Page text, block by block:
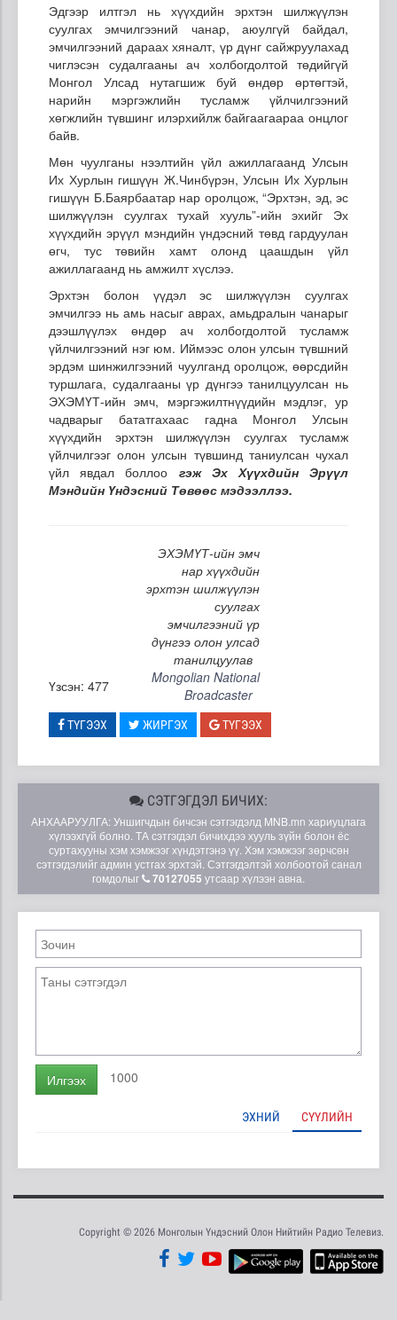
Эдгээр илтгэл нь хүүхдийн эрхтэн шилжүүлэн
суулгах эмчилгээний чанар, аюулгүй байдал,
эмчилгээний дараах хяналт, үр дүнг сайжруулахад
чиглэсэн судалгааны ач холбогдолтой төдийгүй
Монгол Улсад нутагшиж буй өндөр өртөгтэй,
нарийн мэргэжлийн тусламж үйлчилгээний
хөгжлийн түвшинг илэрхийлж байгаагаараа онцлог
байв.
Мөн чуулганы нээлтийн үйл ажиллагаанд Улсын
Их Хурлын гишүүн Ж.Чинбүрэн, Улсын Их Хурлын
гишүүн Б.Баярбаатар нар оролцож, “Эрхтэн, эд, эс
шилжүүлэн суулгах тухай хууль”-ийн эхийг Эх
хүүхдийн эрүүл мэндийн үндэсний төвд гардуулан
өгч, тус төвийн хамт олонд цаашдын үйл
ажиллагаанд нь амжилт хүслээ.
Эрхтэн болон үүдэл эс шилжүүлэн суулгах
эмчилгээ нь амь насыг аврах, амьдралын чанарыг
дээшлүүлэх өндөр ач холбогдолтой тусламж
үйлчилгээний нэг юм. Иймээс олон улсын түвшний
эрдэм шинжилгээний чуулганд оролцож, өөрсдийн
туршлага, судалгааны үр дүнгээ танилцуулсан нь
ЭХЭМҮТ-ийн эмч, мэргэжилтнүүдийн мэдлэг, ур
чадварыг бататгахаас гадна Монгол Улсын
хүүхдийн эрхтэн шилжүүлэн суулгах тусламж
үйлчилгээг олон улсын түвшинд таниулсан чухал
үйл явдал боллоо гэж Эх Хүүхдийн Эрүүл
Мэндийн Үндэсний Төвөөс мэдээллээ.
ЭХЭМҮТ-ийн эмч
нар хүүхдийн
эрхтэн шилжүүлэн
суулгах
эмчилгээний үр
дүнгээ олон улсад
танилцуулав
Үзсэн: 477
Mongolian National
Broadcaster
ТҮГЭЭХ ЖИРГЭХ ТҮГЭЭХ
СЭТГЭГДЭЛ БИЧИХ:
АНХААРУУЛГА: Уншигчдын бичсэн сэтгэгдэлд MNB.mn хариуцлага
хүлээхгүй болно. ТА сэтгэгдэл бичихдээ хууль зүйн болон ёс
суртахууны хэм хэмжээг хүндэтгэнэ үү. Хэм хэмжээг зөрчсөн
сэтгэгдэлийг админ устгах эрхтэй. Сэтгэгдэлтэй холбоотой санал
гомдолыг
70127055 утсаар хүлээн авна.
Илгээх 1000
ЭХНИЙ СҮҮЛИЙН
Copyright © 2026 Монголын Үндэсний Олон Нийтийн Радио Телевиз.